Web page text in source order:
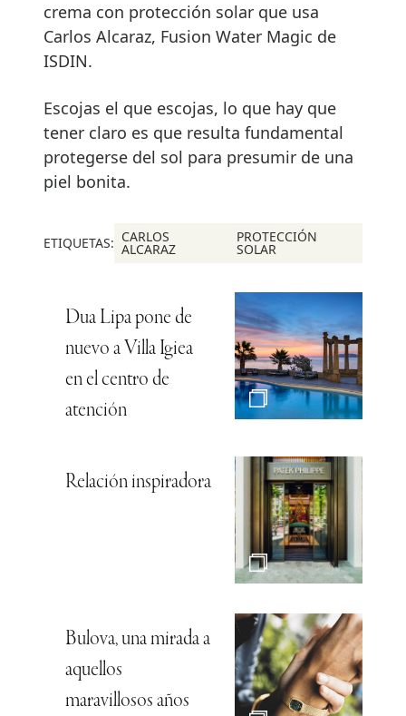
crema con protección solar que usa
Carlos Alcaraz, Fusion Water Magic de
ISDIN.
Escojas el que escojas, lo que hay que
tener claro es que resulta fundamental
protegerse del sol para presumir de una
piel bonita.
ETIQUETAS: CARLOS
ALCARAZ
PROTECCIÓN
SOLAR
Dua Lipa pone de
nuevo a Villa Igiea
en el centro de
atención
Relación inspiradora
Bulova, una mirada a
aquellos
maravillosos años